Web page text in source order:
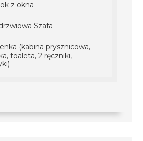
z okna
Szafa
(kabina prysznicowa,
toaleta, 2 ręczniki,